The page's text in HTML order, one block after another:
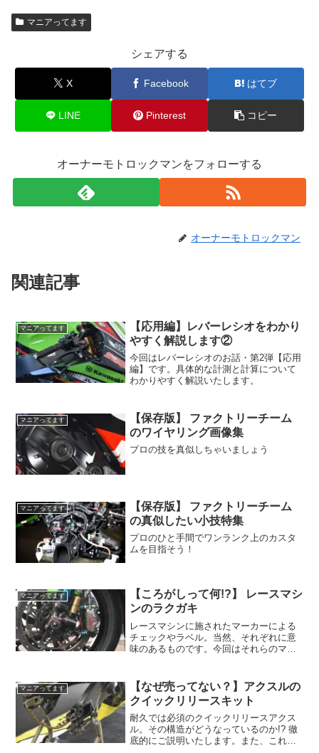
マニアってます
シェアする
X Facebook はてブ
LINE Pinterest コピー
オーナーモトロックマンをフォローする
オーナーモトロックマン
関連記事
マニアってます
【応用編】レバーレシオをわかり
やすく解説します②
今回はレバーレシオのお話・第2弾【応用
編】です。具体的な計測と計算について
わかりやすく解説いたします。
マニアってます
【保存版】 ファクトリーチーム
のワイヤリング画像集
プロの技を真似しちゃいましょう
マニアってます
【保存版】 ファクトリーチーム
の真似したい小技特集
プロのひと手間でワンランク上のカスタ
ムを目指そう！
マニアってます
【ころがしって何!?】 レースマシ
ンのラクガキ
レースマシンに施されたマーカーによる
チェックやラベル。当然、それぞれに意
味のあるものです。今回はそれらのマー
マニアってます
【なぜ売ってない？】アクスルの
クイックリリースキット
耐久では必須のクイックリリースアクス
ル。その構造がどうなっているのか!? 徹
底的にご説明いたします。また、これほ